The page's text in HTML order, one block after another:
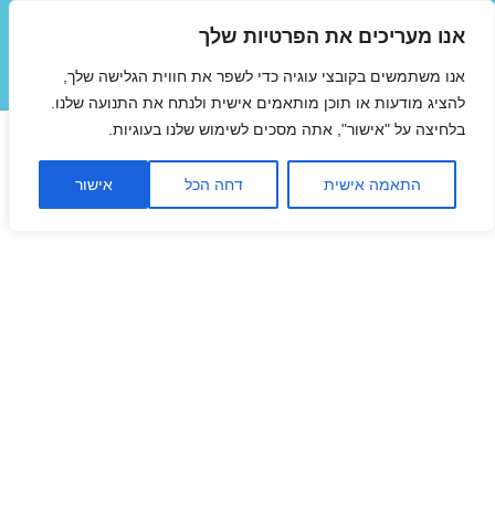
אנו מעריכים את הפרטיות שלך
אנו משתמשים בקובצי עוגיה כדי לשפר את חווית הגלישה שלך,
להציג מודעות או תוכן מותאמים אישית ולנתח את התנועה שלנו.
בלחיצה על "אישור", אתה מסכים לשימוש שלנו בעוגיות.
התאמה אישית דחה הכל אישור
תפריטים
ווידג'טים